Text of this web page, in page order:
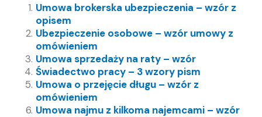
Umowa brokerska ubezpieczenia – wzór z
opisem
Ubezpieczenie osobowe – wzór umowy z
omówieniem
Umowa sprzedaży na raty – wzór
Świadectwo pracy – 3 wzory pism
Umowa o przejęcie długu – wzór z
omówieniem
Umowa najmu z kilkoma najemcami – wzór